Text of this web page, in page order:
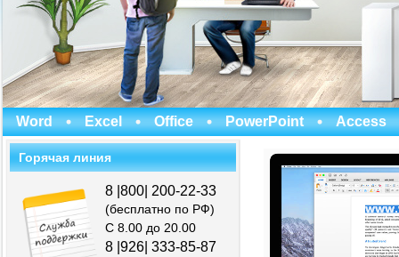
Word Excel Office PowerPoint Access
Горячая линия
8 |800| 200-22-33
(бесплатно по РФ)
С 8.00 до 20.00
8 |926| 333-85-87